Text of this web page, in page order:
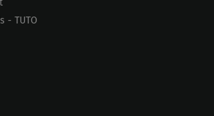
- TUTO